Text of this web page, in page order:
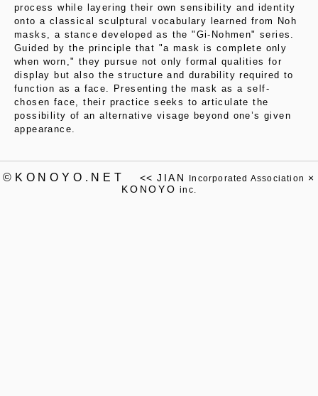
process while layering their own sensibility and identity
onto a classical sculptural vocabulary learned from Noh
masks, a stance developed as the "Gi-Nohmen" series.
Guided by the principle that "a mask is complete only
when worn," they pursue not only formal qualities for
display but also the structure and durability required to
function as a face. Presenting the mask as a self-
chosen face, their practice seeks to articulate the
possibility of an alternative visage beyond one’s given
appearance.
©KONOYO.NET << JIAN Incorporated Association ×
KONOYO inc.